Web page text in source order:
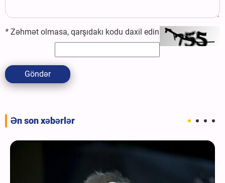
* Zəhmət olmasa, qarşıdakı kodu daxil edin
Göndər
Ən son xəbərlər